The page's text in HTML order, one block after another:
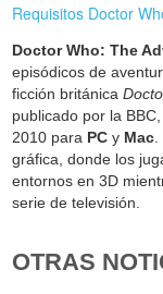
Requisitos Doctor
Doctor Who: The
episódicos de
ficción británica
publicado por la
2010 para PC y Mac
gráfica, donde los
entornos en 3D
serie de televisión.
OTRAS